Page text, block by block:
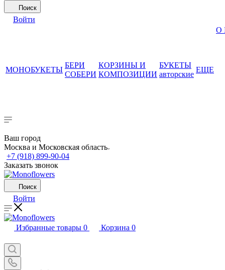
Поиск
Войти
МОНОБУКЕТЫ
БЕРИ
СОБЕРИ
КОРЗИНЫ И
КОМПОЗИЦИИ
БУКЕТЫ
авторские
ЕЩЕ
О
Ваш город
Москва и Московская область
+7 (918) 899-90-04
Заказать звонок
Поиск
Войти
Избранные товары 0 Корзина 0